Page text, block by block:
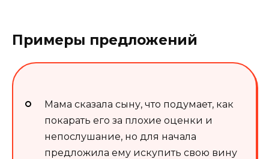
Примеры предложений
Мама сказала сыну, что подумает, как
покарать его за плохие оценки и
непослушание, но для начала
предложила ему искупить свою вину